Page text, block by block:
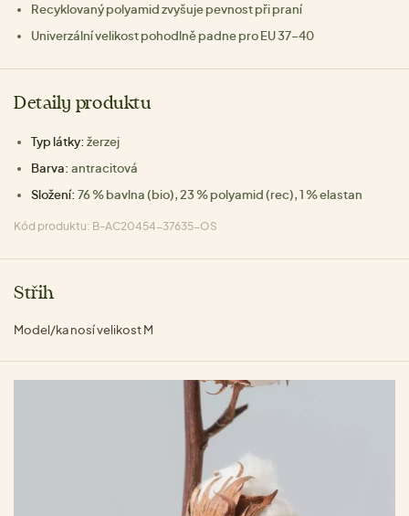
Recyklovaný polyamid zvyšuje pevnost při praní
Univerzální velikost pohodlně padne pro EU 37–40
Detaily produktu
Typ látky: žerzej
Barva: antracitová
Složení: 76 % bavlna (bio), 23 % polyamid (rec), 1 % elastan
Kód produktu: B-AC20454-37635-OS
Střih
Model/ka nosí velikost M